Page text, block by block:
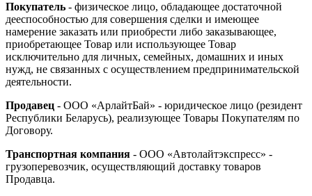
Покупатель - физическое лицо, обладающее достаточной
дееспособностью для совершения сделки и имеющее
намерение заказать или приобрести либо заказывающее,
приобретающее Товар или использующее Товар
исключительно для личных, семейных, домашних и иных
нужд, не связанных с осуществлением предпринимательской
деятельности.
Продавец - ООО «АрлайтБай» - юридическое лицо (резидент
Республики Беларусь), реализующее Товары Покупателям по
Договору.
Транспортная компания - ООО «Автолайтэкспресс» -
грузоперевозчик, осуществляющий доставку товаров
Продавца.